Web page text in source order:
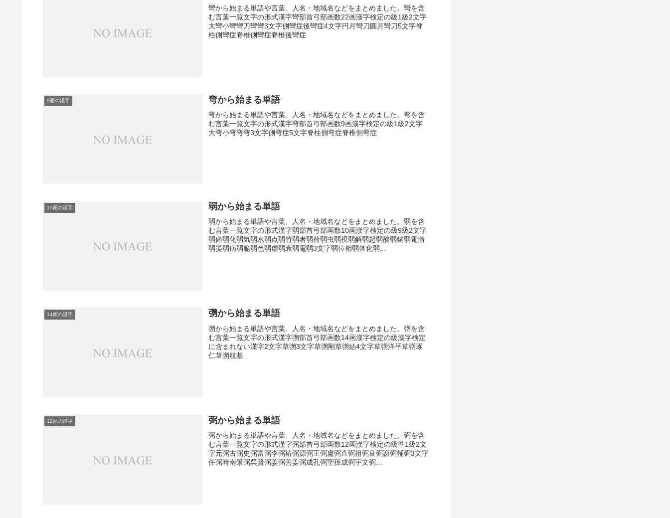
彎から始まる単語や言葉、人名・地域名などをまとめました。彎を含
む言葉一覧文字の形式漢字彎部首弓部画数22画漢字検定の級1級2文字
大彎小彎彎刀彎彎3文字側彎症後彎症4文字円月彎刀圓月彎刀5文字脊
柱側彎症脊椎側彎症脊椎後彎症
9画の漢字 弯から始まる単語
弯から始まる単語や言葉、人名・地域名などをまとめました。弯を含
む言葉一覧文字の形式漢字弯部首弓部画数9画漢字検定の級1級2文字
大弯小弯弯弯3文字側弯症5文字脊柱側弯症脊椎側弯症
10画の漢字 弱から始まる単語
弱から始まる単語や言葉、人名・地域名などをまとめました。弱を含
む言葉一覧文字の形式漢字弱部首弓部画数10画漢字検定の級9級2文字
弱値弱化弱気弱水弱点弱竹弱者弱荷弱虫弱視弱解弱起弱酸弱鍵弱電情
弱晏弱病弱脆弱色弱虚弱衰弱電弱3文字弱位相弱体化弱...
14画の漢字 彅から始まる単語
彅から始まる単語や言葉、人名・地域名などをまとめました。彅を含
む言葉一覧文字の形式漢字彅部首弓部画数14画漢字検定の級漢字検定
に含まれない漢字2文字草彅3文字草彅剛草彅結4文字草彅洋平草彅琢
仁草彅航基
12画の漢字 弼から始まる単語
弼から始まる単語や言葉、人名・地域名などをまとめました。弼を含
む言葉一覧文字の形式漢字弼部首弓部画数12画漢字検定の級準1級2文
字元弼古弼史弼富弼李弼椿弼源弼王弼盧弼直弼祖弼良弼謝弼輔弼3文字
任弼時南景弼呉賢弼姜弼善姜弼成孔弼聖孫成弼宇文弼...